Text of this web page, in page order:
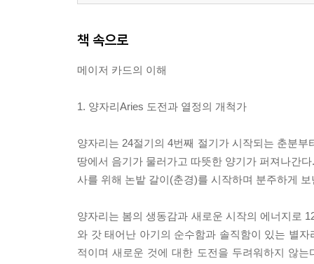
에필로그 467
책 속으로
메이저 카드의 이해
1. 양자리Aries 도전과 열정의 개척가
양자리는 24절기의 4번째 절기가 시작되는 춘분
땅에서 음기가 물러가고 따뜻한 양기가 퍼져나간
사를 위해 논밭 갈이(춘경)를 시작하며 분주하게 보
양자리는 봄의 생동감과 새로운 시작의 에너지로
와 갓 태어난 아기의 순수함과 솔직함이 있는 별
적이며 새로운 것에 대한 도전을 두려워하지 않